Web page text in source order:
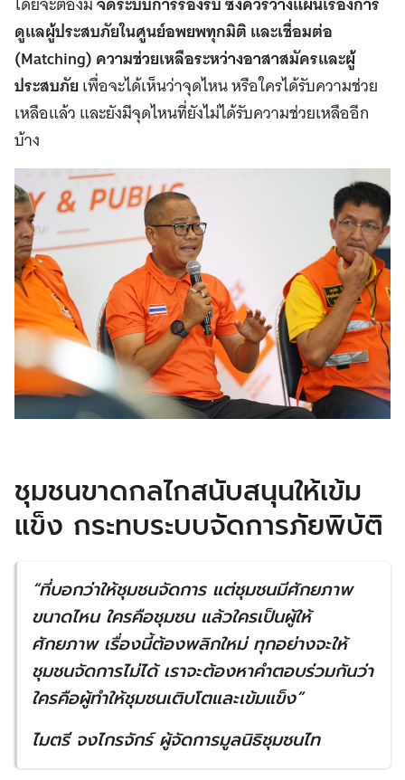
ดูแลผู้ประสบภัยในศูนย์อพยพทุกมิติ และเชื่อมต่อ
(Matching) ความช่วยเหลือระหว่างอาสาสมัครและผู้
ประสบภัยเพื่อจะได้เห็นว่าจุดไหน หรือใครได้รับความช่วย
เหลือแล้ว และยังมีจุดไหนที่ยังไม่ได้รับความช่วยเหลืออีก
บ้าง
ชุมชนขาดกลไกสนับสนุนให้เข้ม
แข็ง กระทบระบบจัดการภัยพิบัติ
“ที่บอกว่าให้ชุมชนจัดการ แต่ชุมชนมีศักยภาพ
ขนาดไหน ใครคือชุมชน แล้วใครเป็นผู้ให้
ศักยภาพ เรื่องนี้ต้องพลิกใหม่ ทุกอย่างจะให้
ชุมชนจัดการไม่ได้ เราจะต้องหาคำตอบร่วมกันว่า
ใครคือผู้ทำให้ชุมชนเติบโตและเข้มแข็ง”
ไมตรี จงไกรจักร์ ผู้จัดการมูลนิธิชุมชนไท